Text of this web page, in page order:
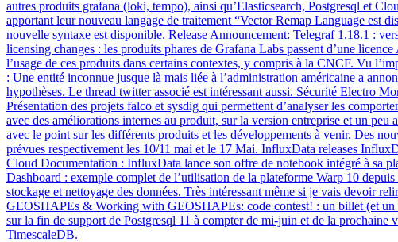
autres produits grafana (loki, tempo), ainsi qu’Elasticsearch, Postgresql et
apportant leur nouveau langage de traitement “Vector Remap Language est
nouvelle syntaxe est disponible. Release Announcement: Telegraf 1.18.1 :
licensing changes : les produits phares de Grafana Labs passent d’une
l’usage de ces produits dans certains contextes, y compris à la CNCF. Vu
: Une entité inconnue jusque là mais liée à l’administration américaine a
hypothèses. Le thread twitter associé est intéressant aussi. Sécurité Electro
Présentation des projets falco et sysdig qui permettent d’analyser les
avec des améliorations internes au produit, sur la version entreprise et un
avec le point sur les différents produits et les développements à venir. Des
prévues respectivement les 10/11 mai et le 17 Mai. InfluxData releases
Cloud Documentation : InfluxData lance son offre de notebook intégré à
Dashboard : exemple complet de l’utilisation de la plateforme Warp 10
stockage et nettoyage des données. Très intéressant même si je vais devoir
GEOSHAPEs & Working with GEOSHAPEs: code contest! : un billet (et un
sur la fin de support de Postgresql 11 à compter de mi-juin et de la prochaine
TimescaleDB.